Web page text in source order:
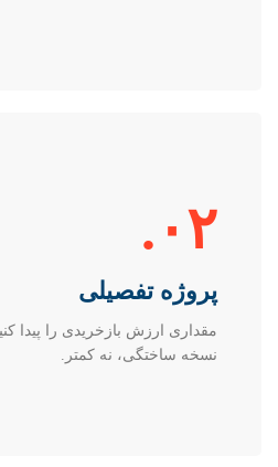
۰۲.
پروژه تفصیلی
مقداری ارزش بازخریدی را پیدا
نسخه ساختگی، نه کمتر.